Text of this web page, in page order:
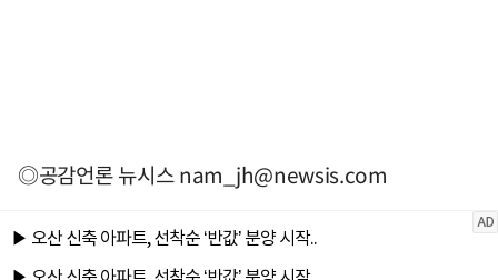
◎공감언론 뉴시스nam_jh@newsis.com